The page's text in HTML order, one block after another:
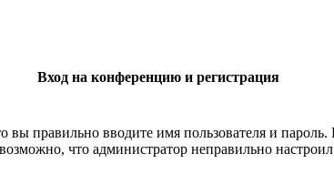
Вход на конференцию и регистрация
правильно вводите имя пользователя и
что администратор неправильно